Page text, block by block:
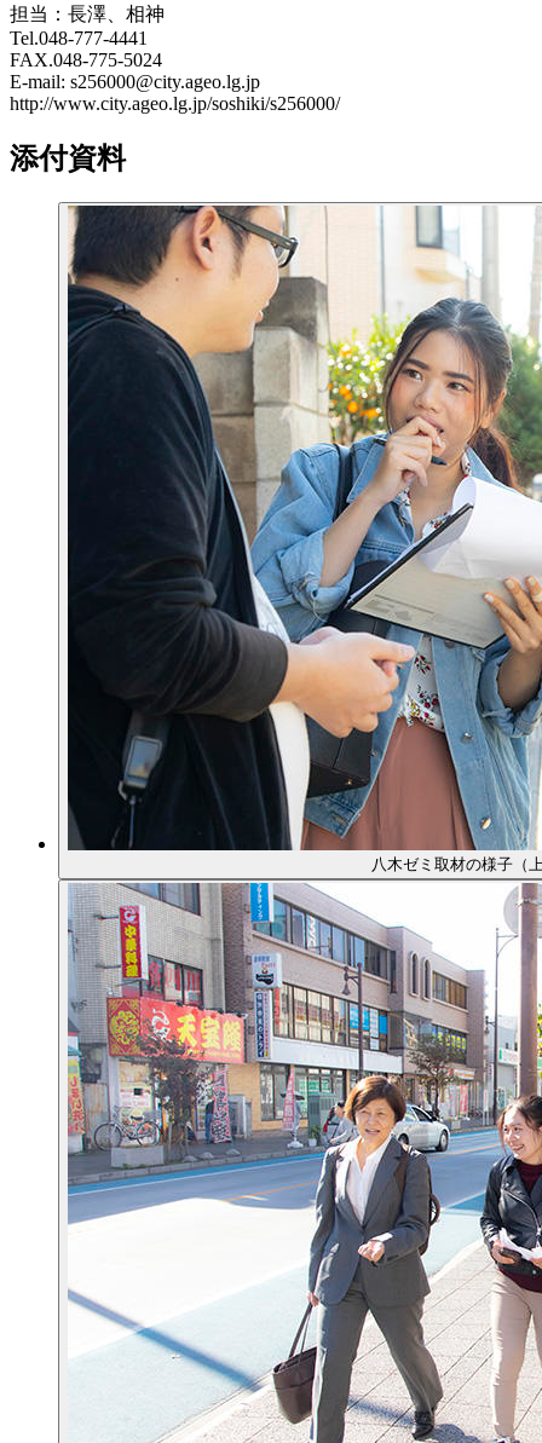
担当：長澤、相神
Tel.048-777-4441
FAX.048-775-5024
E-mail: s256000@city.ageo.lg.jp
http://www.city.ageo.lg.jp/soshiki/s256000/
添付資料
八木ゼミ取材の様子（